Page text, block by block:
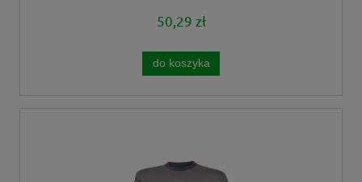
50,29 zł
do koszyka